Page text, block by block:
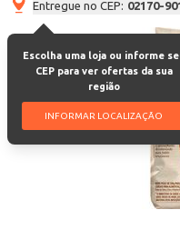
Entregue no CEP: 02170-
Escolha uma loja ou informe
CEP para ver ofertas da sua
região
INFORMAR LOCALIZAÇÃO